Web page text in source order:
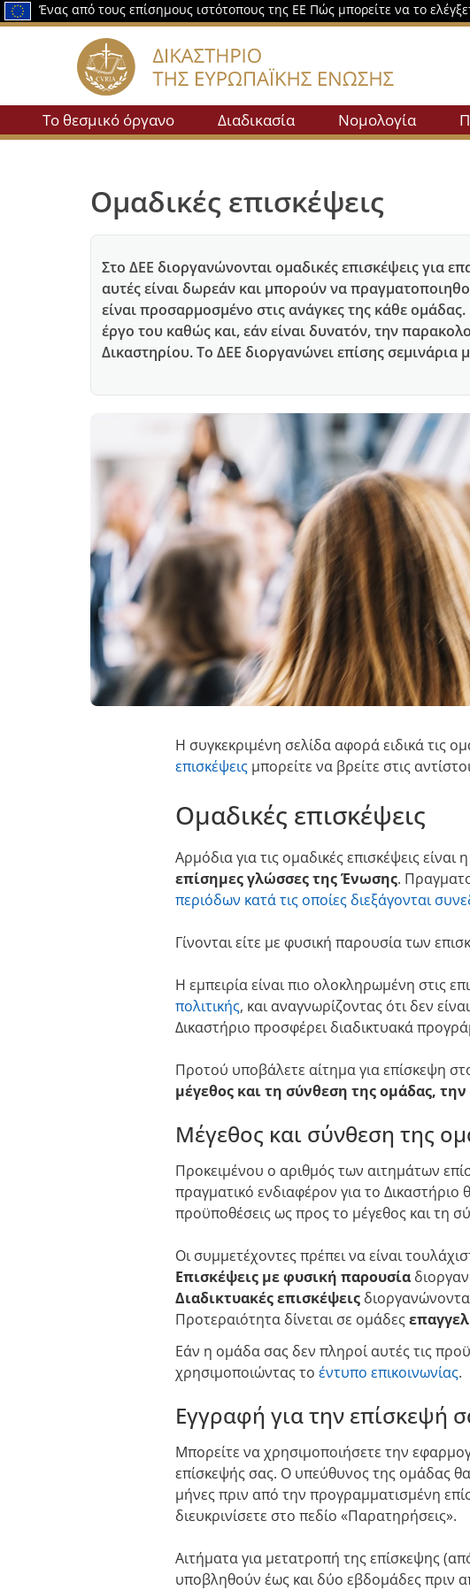
Ένας από τους επίσημους ιστότοπους της ΕΕ Πώς μπορείτε να το
Το θεσμικό όργανο Διαδικασία Νομολογία
Ομαδικές επισκέψεις
Στο ΔΕΕ διοργανώνονται ομαδικές επισκέψεις για
αυτές είναι δωρεάν και μπορούν να
είναι προσαρμοσμένο στις ανάγκες της κάθε
έργο του καθώς και, εάν είναι δυνατόν, την
Δικαστηρίου. Το ΔΕΕ διοργανώνει επίσης σεμινάρια
Η συγκεκριμένη σελίδα αφορά ειδικά τις
επισκέψεις μπορείτε να βρείτε στις
Ομαδικές επισκέψεις
Αρμόδια για τις ομαδικές επισκέψεις
επίσημες γλώσσες της Ένωσης.
περιόδων κατά τις οποίες διεξάγονται
Γίνονται είτε με φυσική παρουσία των
Η εμπειρία είναι πιο ολοκληρωμένη στις
πολιτικής, και αναγνωρίζοντας ότι δεν
Δικαστήριο προσφέρει διαδικτυακά
Προτού υποβάλετε αίτημα για επίσκεψη
μέγεθος και τη σύνθεση της ομάδας,
Μέγεθος και σύνθεση της
Προκειμένου ο αριθμός των αιτημάτων
πραγματικό ενδιαφέρον για το
προϋποθέσεις ως προς το μέγεθος και τη
Οι συμμετέχοντες πρέπει να είναι
Επισκέψεις με φυσική παρουσία
Διαδικτυακές επισκέψεις
Προτεραιότητα δίνεται σε ομάδες
Εάν η ομάδα σας δεν πληροί αυτές τις
χρησιμοποιώντας τοέντυπο επικοινωνίας.
Εγγραφή για την επίσκεψή
Μπορείτε να χρησιμοποιήσετε την
επίσκεψής σας. Ο υπεύθυνος της ομάδας
μήνες πριν από την προγραμματισμένη
διευκρινίσετε στο πεδίο «Παρατηρήσεις».
Αιτήματα για μετατροπή της επίσκεψης
υποβληθούν έως και δύο εβδομάδες πριν